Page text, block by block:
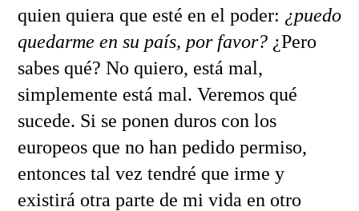
quien quiera que esté en el poder: ¿puedo
quedarme en su país, por favor?¿Pero
sabes qué? No quiero, está mal,
simplemente está mal. Veremos qué
sucede. Si se ponen duros con los
europeos que no han pedido permiso,
entonces tal vez tendré que irme y
existirá otra parte de mi vida en otro